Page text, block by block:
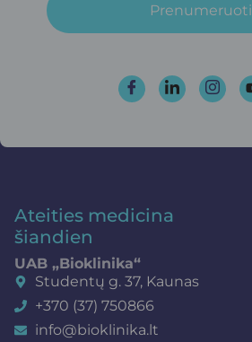
Prenumeruoti
Ateities medicina
šiandien
UAB „Bioklinika“
Studentų g. 37, Kaunas
+370 (37) 750866
info@bioklinika.lt